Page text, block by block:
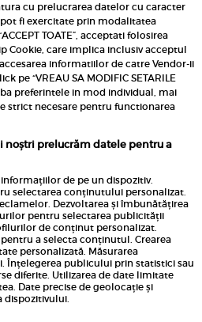
ONJN nr. 821/25.09.2025.
minorilor.
cu prelucrarea datelor cu caracter
fi exercitate prin modalitatea
TOATE”, acceptati folosirea
Cookie, care implica inclusiv acceptul
informatiilor de catre Vendor-ii
pe “VREAU SA MODIFIC SETARILE
preferintele in mod individual, mai
strict necesare pentru functionarea
noștri prelucrăm datele pentru a
informațiilor de pe un dispozitiv.
selectarea conținutului personalizat.
Dezvoltarea și îmbunătățirea
pentru selectarea publicității
de conținut personalizat.
a selecta conținutul. Crearea
personalizată. Măsurarea
Înțelegerea publicului prin statistici sau
diferite. Utilizarea de date limitate
Date precise de geolocație și
dispozitivului.